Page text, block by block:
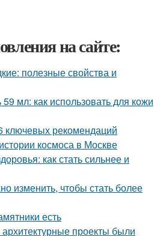
на сайте:
полезные свойства и
мл: как использовать для кожи
ключевых рекомендаций
космоса в Москве
как стать сильнее и
изменить, чтобы стать более
есть
проекты были